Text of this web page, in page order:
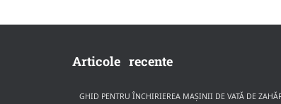
Articole recente
GHID PENTRU ÎNCHIRIEREA MAȘINII DE VATĂ DE